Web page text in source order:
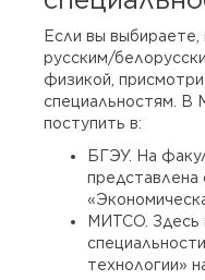
Если вы
русским/
физикой,
специальностям. В
поступить в:
БГЭУ. На
представлена
МИТСО. Здесь
технологии»